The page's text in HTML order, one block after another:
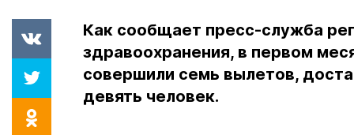
Как сообщает пресс-служба
здравоохранения, в первом
совершили семь вылетов,
девять человек.